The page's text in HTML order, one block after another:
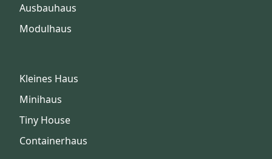
Ausbauhaus
Modulhaus
Kleines Haus
Minihaus
Tiny House
Containerhaus